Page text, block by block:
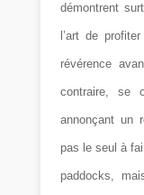
démontrent
l’art de
révérence
contraire, se
annonçant un
pas le seul à
paddocks,